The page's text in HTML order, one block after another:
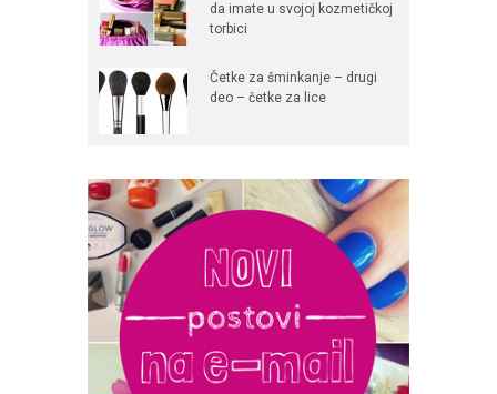
da imate u svojoj kozmetičkoj
torbici
Četke za šminkanje – drugi
deo – četke za lice